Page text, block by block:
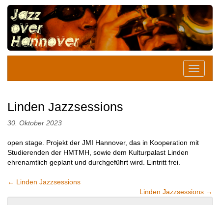
Linden Jazzsessions
30. Oktober 2023
open stage. Projekt der JMI Hannover, das in Kooperation mit
Studierenden der HMTMH, sowie dem Kulturpalast Linden
ehrenamtlich geplant und durchgeführt wird. Eintritt frei.
← Linden Jazzsessions
Linden Jazzsessions →